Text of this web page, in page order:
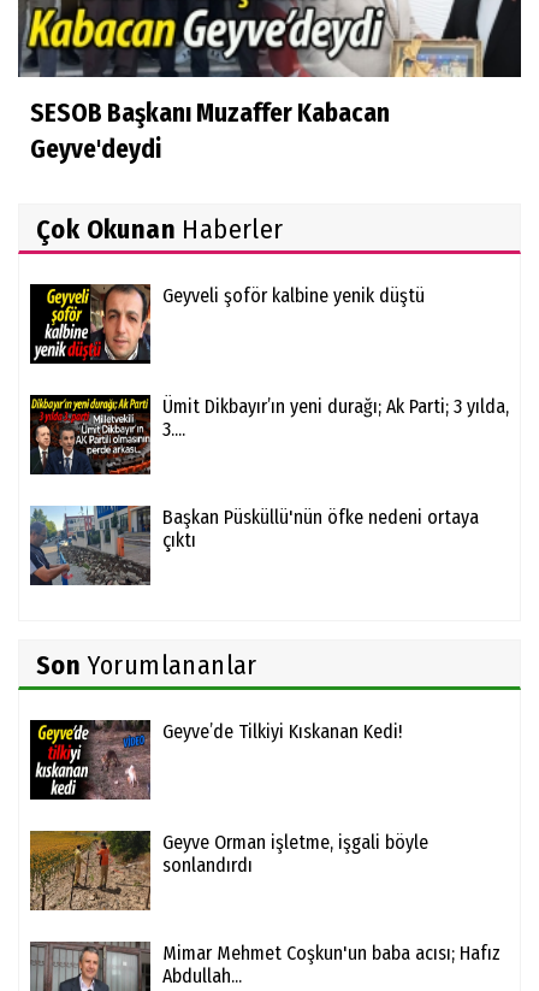
SESOB Başkanı Muzaffer Kabacan
Geyve'deydi
Çok Okunan Haberler
Geyveli şoför kalbine yenik düştü
Ümit Dikbayır’ın yeni durağı; Ak Parti; 3 yılda,
3....
Başkan Püsküllü'nün öfke nedeni ortaya
çıktı
Son Yorumlananlar
Geyve’de Tilkiyi Kıskanan Kedi!
Geyve Orman işletme, işgali böyle
sonlandırdı
Mimar Mehmet Coşkun'un baba acısı; Hafız
Abdullah...